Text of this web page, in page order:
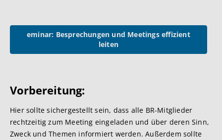
eminar: Besprechungen und Meetings effizient
leiten
Vorbereitung:
Hier sollte sichergestellt sein, dass alle BR-Mitglieder
rechtzeitig zum Meeting eingeladen und über deren Sinn,
Zweck und Themen informiert werden. Außerdem sollte